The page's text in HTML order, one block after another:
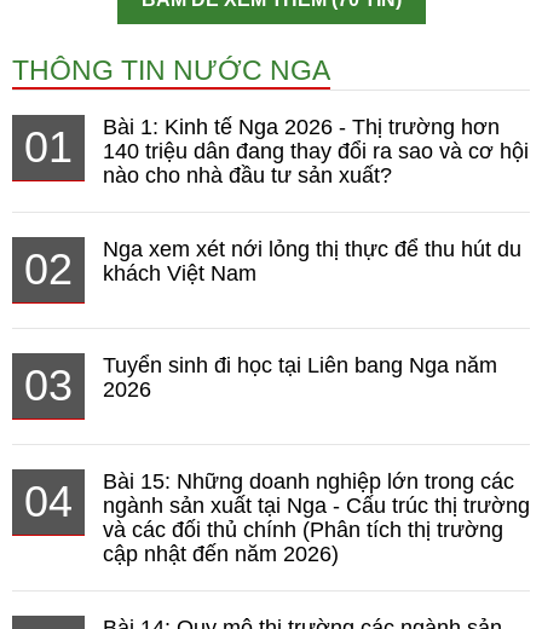
THÔNG TIN NƯỚC NGA
01
Bài 1: Kinh tế Nga 2026 - Thị trường hơn
140 triệu dân đang thay đổi ra sao và cơ hội
nào cho nhà đầu tư sản xuất?
02
Nga xem xét nới lỏng thị thực để thu hút du
khách Việt Nam
03
Tuyển sinh đi học tại Liên bang Nga năm
2026
04
Bài 15: Những doanh nghiệp lớn trong các
ngành sản xuất tại Nga - Cấu trúc thị trường
và các đối thủ chính (Phân tích thị trường
cập nhật đến năm 2026)